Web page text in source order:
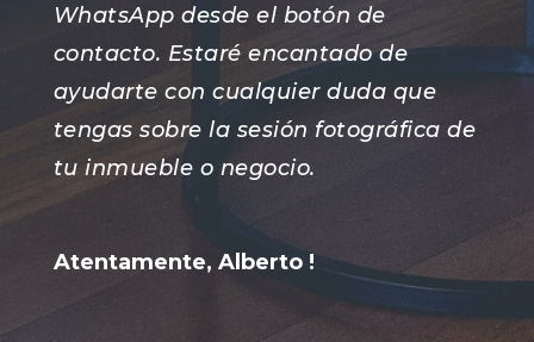
WhatsApp desde el botón de
contacto. Estaré encantado de
ayudarte con cualquier duda que
tengas sobre la sesión fotográfica de
tu inmueble o negocio.
Atentamente, Alberto !